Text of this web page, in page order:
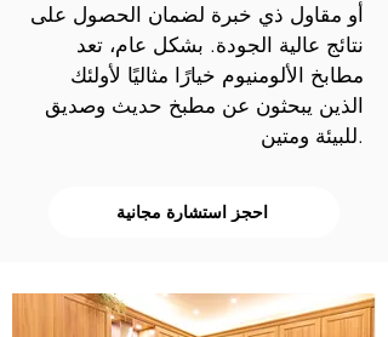
أو مقاول ذي خبرة لضمان الحصول على
نتائج عالية الجودة. بشكل عام، تعد
مطابخ الألومنيوم خيارًا مثاليًا لأولئك
الذين يبحثون عن مطبخ حديث وصديق
للبيئة ومتين.
احجز استشارة مجانية